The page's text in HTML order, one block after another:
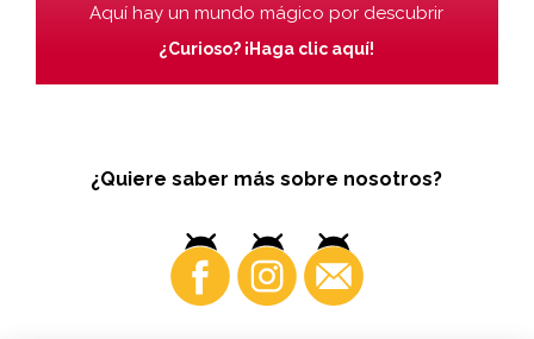
Aquí hay un mundo mágico por descubrir
¿Curioso? ¡Haga clic aquí!
¿Quiere saber más sobre nosotros?